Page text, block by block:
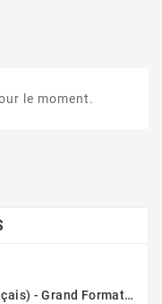
le moment.
Coran (Arabe/Français) - Grand Format 17x25 - Couverture Daim - Pages Dorées